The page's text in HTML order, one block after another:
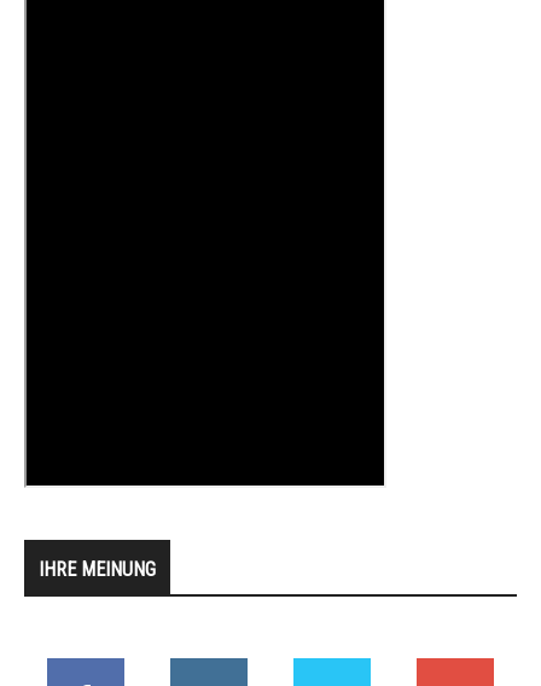
IHRE MEINUNG